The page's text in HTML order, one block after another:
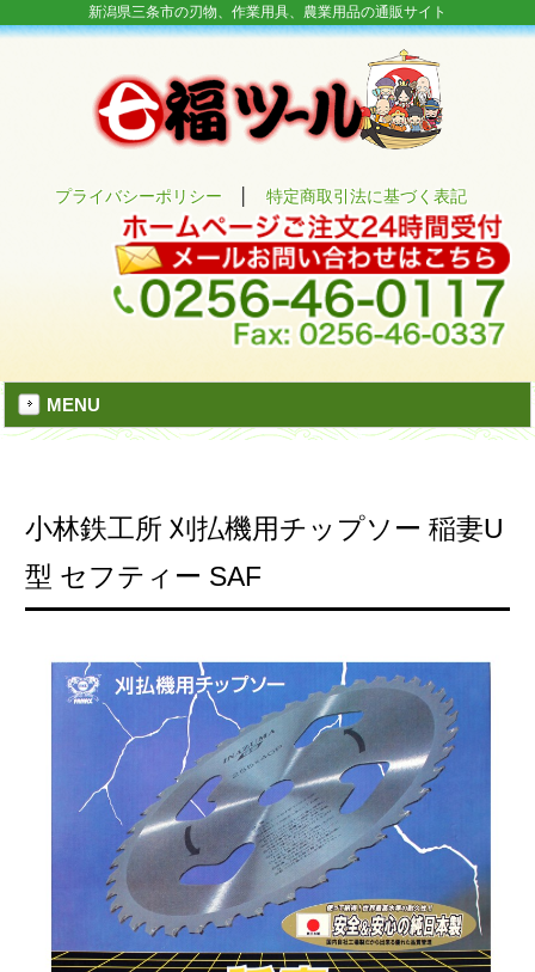
新潟県三条市の刃物、作業用具、農業用品の通販サイト
プライバシーポリシー │特定商取引法に基づく表記
MENU
小林鉄工所 刈払機用チップソー 稲妻U
型 セフティー SAF